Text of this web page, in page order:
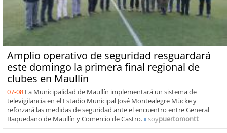
Amplio operativo de seguridad resguardará
este domingo la primera final regional de
clubes en Maullín
07-08 La Municipalidad de Maullín implementará un sistema de
televigilancia en el Estadio Municipal José Montealegre Mücke y
reforzará las medidas de seguridad ante el encuentro entre General
Baquedano de Maullín y Comercio de Castro.
soypuertomontt